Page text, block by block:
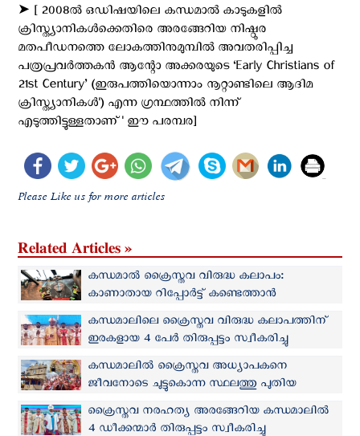
➤ [ 2008ൽ ഒഡിഷയിലെ കന്ധമാൽ കാടുകളിൽ
ക്രിസ്ത്യാനികൾക്കെതിരെ അരങ്ങേറിയ നിഷ്ഠൂര
മതപീഡനത്തെ ലോകത്തിനുമുമ്പിൽ അവതരിപ്പിച്ച
പത്രപ്രവർത്തകൻ ആന്റോ അക്കരയുടെ ‘Early Christians of
21st Century’ (ഇരുപത്തിയൊന്നാം നൂറ്റാണ്ടിലെ ആദിമ
ക്രിസ്ത്യാനികൾ') എന്ന ഗ്രന്ഥത്തിൽ നിന്ന്
എടുത്തിട്ടുള്ളതാണ്' ഈ പരമ്പര]
Please Like us for more articles
Related Articles »
കന്ധമാല്‍ ക്രൈസ്തവ വിരുദ്ധ കലാപം:
കാണാതായ റിപ്പോർട്ട് കണ്ടെത്താൻ
അന്വേഷണം
കന്ധമാലിലെ ക്രൈസ്തവ വിരുദ്ധ കലാപത്തിന്
ഇരകളായ 4 പേര്‍ തിരുപ്പട്ടം സ്വീകരിച്ചു
കന്ധമാലില്‍ ക്രൈസ്തവ അധ്യാപകനെ
ജീവനോടെ ചുട്ടുകൊന്ന സ്ഥലത്തു പുതിയ
ദേവാലയം
ക്രൈസ്തവ നരഹത്യ അരങ്ങേറിയ കന്ധമാലില്‍
4 ഡീക്കന്മാര്‍ തിരുപ്പട്ടം സ്വീകരിച്ചു